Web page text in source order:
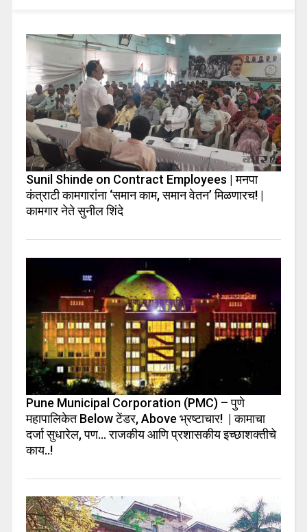
Sunil Shinde on Contract Employees | मनपा
कंत्राटी कामगारांना ‘समान काम, समान वेतन’ मिळणारच! |
कामगार नेते सुनील शिंदे
Pune Municipal Corporation (PMC) – पुणे
महापालिकेत Below टेंडर, Above भ्रष्टाचार! | कामाचा
दर्जा सुधारेल, पण… राजकीय आणि प्रशासकीय इच्छाशक्तीचे
काय..!